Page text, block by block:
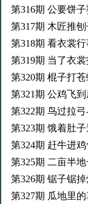
第316期 公要饼
第317期 木匠推
第318期 看衣裳
第319期 当了衣
第320期 棍子打
第321期 公鸡飞
第322期 鸟过拉
第323期 饿着肚
第324期 赶牛进
第325期 二亩半
第326期 锯子锯
第327期 瓜地里